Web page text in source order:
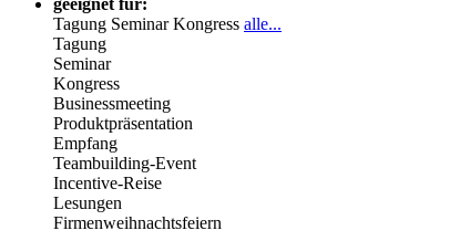
Tagung SeminarKongress alle...
Tagung
Seminar
Kongress
Businessmeeting
Produktpräsentation
Empfang
Teambuilding-Event
Incentive-Reise
Lesungen
Firmenweihnachtsfeiern